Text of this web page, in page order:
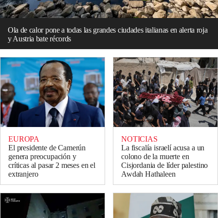
Ola de calor pone a todas las grandes ciudades italianas en alerta roja
y Austria bate récords
EUROPA
El presidente de Camerún
genera preocupación y
críticas al pasar 2 meses en el
extranjero
NOTICIAS
La fiscalía israelí acusa a un
colono de la muerte en
Cisjordania de líder palestino
Awdah Hathaleen